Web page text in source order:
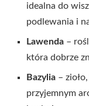
idealna do
podlewania i
Lawenda –
która dobrze
Bazylia –
przyjemnym